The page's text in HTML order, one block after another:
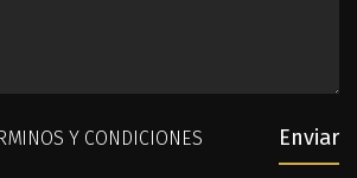
Y CONDICIONES Enviar